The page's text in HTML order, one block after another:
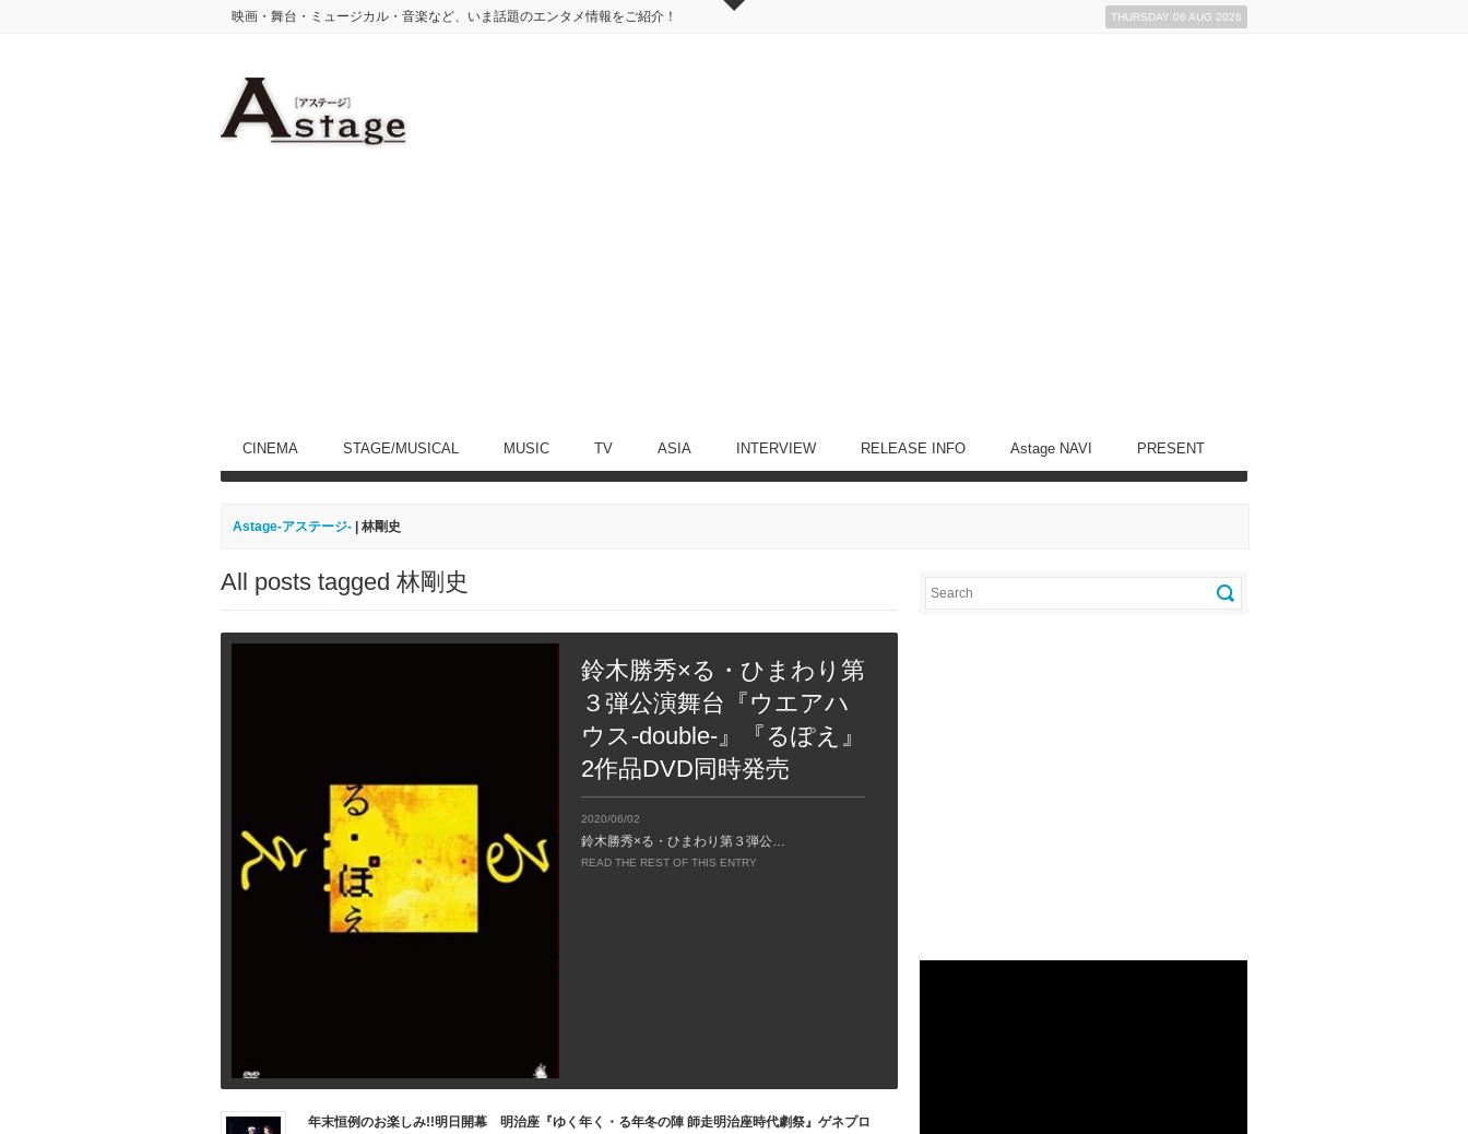
映画・舞台・ミュージカル・音楽など、いま話題のエンタメ情報をご紹介！ THURSDAY 06 AUG 2026
CINEMA STAGE/MUSICAL MUSIC TV ASIA INTERVIEW RELEASE INFO Astage NAVI PRESENT
Astage-アステージ- 林剛史
All posts tagged 林剛史
鈴木勝秀×る・ひまわり第
３弾公演舞台『ウエアハ
ウス-double-』『るぽえ』
2作品DVD同時発売
2020/06/02
鈴木勝秀×る・ひまわり第３弾公…
READ THE REST OF THIS ENTRY
年末恒例のお楽しみ!!明日開幕 明治座『ゆく年く・る年冬の陣 師走明治座時代劇祭』ゲネプロ